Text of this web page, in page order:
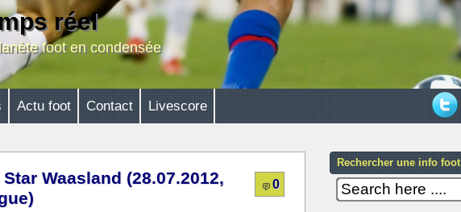
réel
foot en condensée
Actu foot Contact Livescore
0
Waasland (28.07.2012,
Rechercher une info foot